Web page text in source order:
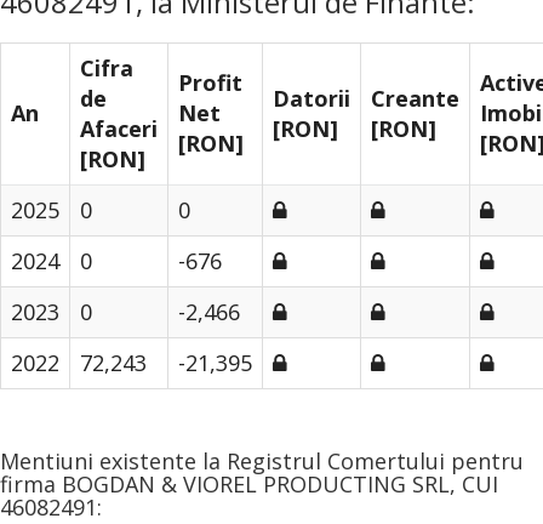
An
Cifra
de
Afaceri
[RON]
Profit
Net
[RON]
Datorii
[RON]
Creante
[RON]
2025 0
0
2024
0
-676
2023
0
-2,466
2022
72,243 -21,395
Mentiuni existente la Registrul Comertului pentru
firma BOGDAN & VIOREL PRODUCTING SRL, CUI
46082491: